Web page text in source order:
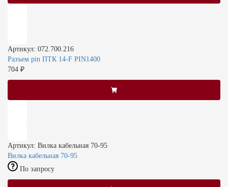
Артикул: 072.700.216
Разъем pin ПТК 14-F PIN1400
704 ₽
Артикул: Вилка кабельная 70-95
Вилка кабельная 70-95
По запросу